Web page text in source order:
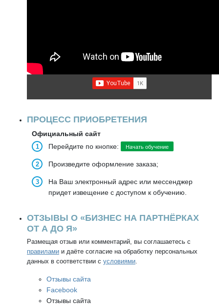
ПРОЦЕСС ПРИОБРЕТЕНИЯ
Официальный сайт
Перейдите по кнопке:
Начать обучение
Произведите оформление заказа;
На Ваш электронный адрес или мессенджер
придет извещение с доступом к обучению.
ОТЗЫВЫ О «БИЗНЕС НА ПАРТНЁРКАХ
ОТ А ДО Я»
Размещая отзыв или комментарий, вы соглашаетесь с
правилами и даёте согласие на обработку персональных
данных в соответствии с условиями.
Отзывы сайта
Facebook
Отзывы сайта